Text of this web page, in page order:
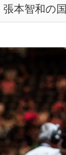
張本智和の